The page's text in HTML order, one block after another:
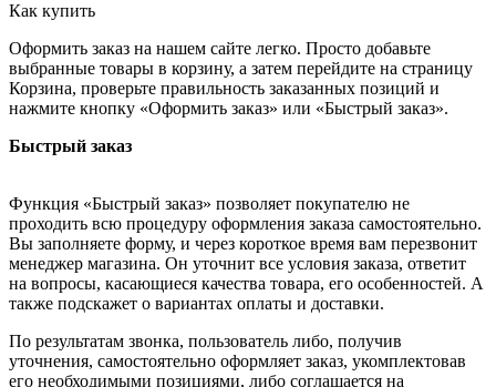
Как купить
Оформить заказ на нашем сайте легко. Просто добавьте
выбранные товары в корзину, а затем перейдите на страницу
Корзина, проверьте правильность заказанных позиций и
нажмите кнопку «Оформить заказ» или «Быстрый заказ».
Быстрый заказ
Функция «Быстрый заказ» позволяет покупателю не
проходить всю процедуру оформления заказа самостоятельно.
Вы заполняете форму, и через короткое время вам перезвонит
менеджер магазина. Он уточнит все условия заказа, ответит
на вопросы, касающиеся качества товара, его особенностей. А
также подскажет о вариантах оплаты и доставки.
По результатам звонка, пользователь либо, получив
уточнения, самостоятельно оформляет заказ, укомплектовав
его необходимыми позициями, либо соглашается на